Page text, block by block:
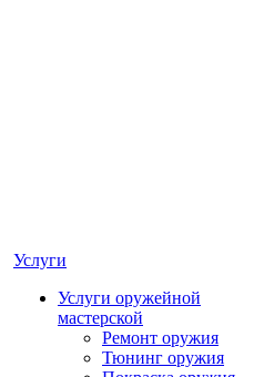
Услуги
Услуги оружейной
мастерской
Ремонт оружия
Тюнинг оружия